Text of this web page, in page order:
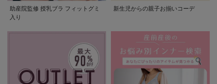
助産院監修 授乳ブラ フィットグミ
入り
新生児からの親子お揃いコーデ